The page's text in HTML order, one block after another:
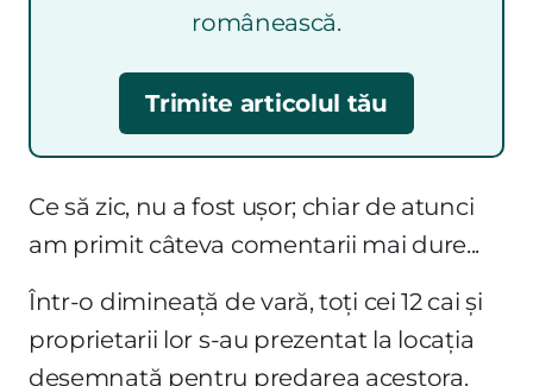
românească.
Trimite articolul tău
Ce să zic, nu a fost ușor; chiar de atunci
am primit câteva comentarii mai dure...
Într-o dimineață de vară, toți cei 12 cai și
proprietarii lor s-au prezentat la locația
desemnată pentru predarea acestora.